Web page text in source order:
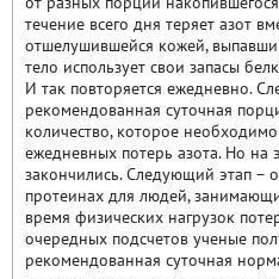
течение всего дня теряет азот
отшелушившейся кожей,
тело использует свои запасы
И так повторяется ежедневно.
рекомендованная суточная
количество, которое
ежедневных потерь азота. Но на
закончились. Следующий этап –
протеинах для людей,
время физических нагрузок
очередных подсчетов ученые
рекомендованная суточная